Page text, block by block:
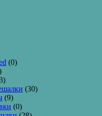
(0)
(30)
(9)
(0)